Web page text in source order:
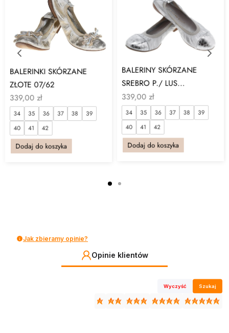
BALERINKI SKÓRZANE
ZŁOTE 07/62
339,00 zł
34 35 36 37 38
39
40
41 42
Dodaj do koszyka
BALERINY SKÓRZANE
SREBRO P./ LUS...
339,00 zł
34 35 36 37 38
39
40
41 42
Dodaj do koszyka
Jak zbieramy opinie?
Opinie klientów
Wyczyść Szukaj